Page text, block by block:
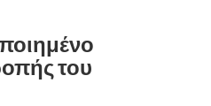
του